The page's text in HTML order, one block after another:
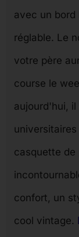
avec un bord
réglable. Le
votre père
course le
aujourd'hui,
casquette de
confort, un
cool vintage.